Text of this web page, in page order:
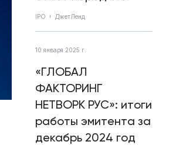
IPO ДжетЛенд
10 января 2025 г.
«ГЛОБАЛ
ФАКТОРИНГ
НЕТВОРК РУС»: итоги
работы эмитента за
декабрь 2024 год